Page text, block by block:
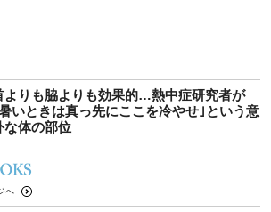
よりも脇よりも効果的…熱中症研究者が
いときは真っ先にここを冷やせ｣という意
な体の部位
へ